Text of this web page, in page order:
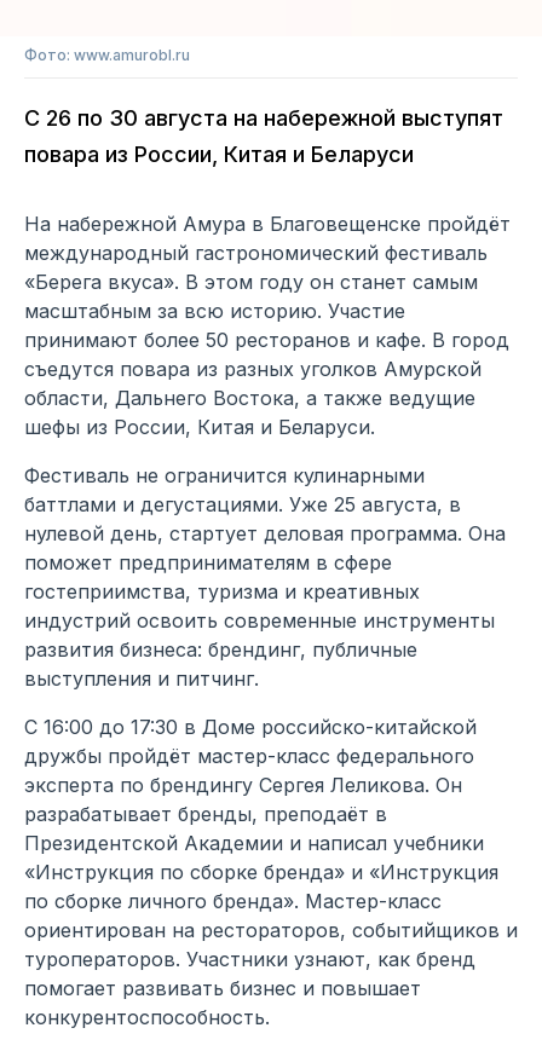
Фото: www.amurobl.ru
С 26 по 30 августа на набережной выступят
повара из России, Китая и Беларуси
На набережной Амура в Благовещенске пройдёт
международный гастрономический фестиваль
«Берега вкуса». В этом году он станет самым
масштабным за всю историю. Участие
принимают более 50 ресторанов и кафе. В город
съедутся повара из разных уголков Амурской
области, Дальнего Востока, а также ведущие
шефы из России, Китая и Беларуси.
Фестиваль не ограничится кулинарными
баттлами и дегустациями. Уже 25 августа, в
нулевой день, стартует деловая программа. Она
поможет предпринимателям в сфере
гостеприимства, туризма и креативных
индустрий освоить современные инструменты
развития бизнеса: брендинг, публичные
выступления и питчинг.
С 16:00 до 17:30 в Доме российско-китайской
дружбы пройдёт мастер-класс федерального
эксперта по брендингу Сергея Леликова. Он
разрабатывает бренды, преподаёт в
Президентской Академии и написал учебники
«Инструкция по сборке бренда» и «Инструкция
по сборке личного бренда». Мастер-класс
ориентирован на рестораторов, событийщиков и
туроператоров. Участники узнают, как бренд
помогает развивать бизнес и повышает
конкурентоспособность.